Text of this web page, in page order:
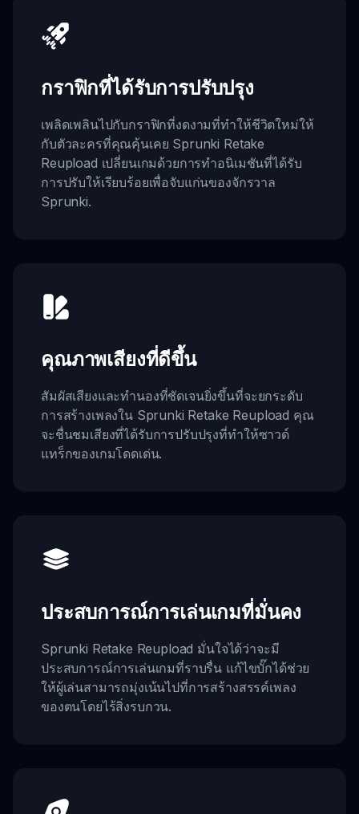
กราฟิกที่ได้รับการปรับปรุง
เพลิดเพลินไปกับกราฟิกที่งดงามที่ทำให้ชีวิตใหม่ให้
กับตัวละครที่คุณคุ้นเคย Sprunki Retake
Reupload เปลี่ยนเกมด้วยการทำอนิเมชันที่ได้รับ
การปรับให้เรียบร้อยเพื่อจับแก่นของจักรวาล
Sprunki.
คุณภาพเสียงที่ดีขึ้น
สัมผัสเสียงและทำนองที่ชัดเจนยิ่งขึ้นที่จะยกระดับ
การสร้างเพลงใน Sprunki Retake Reupload คุณ
จะชื่นชมเสียงที่ได้รับการปรับปรุงที่ทำให้ซาวด์
แทร็กของเกมโดดเด่น.
ประสบการณ์การเล่นเกมที่มั่นคง
Sprunki Retake Reupload มั่นใจได้ว่าจะมี
ประสบการณ์การเล่นเกมที่ราบรื่น แก้ไขบั๊กได้ช่วย
ให้ผู้เล่นสามารถมุ่งเน้นไปที่การสร้างสรรค์เพลง
ของตนโดยไร้สิ่งรบกวน.